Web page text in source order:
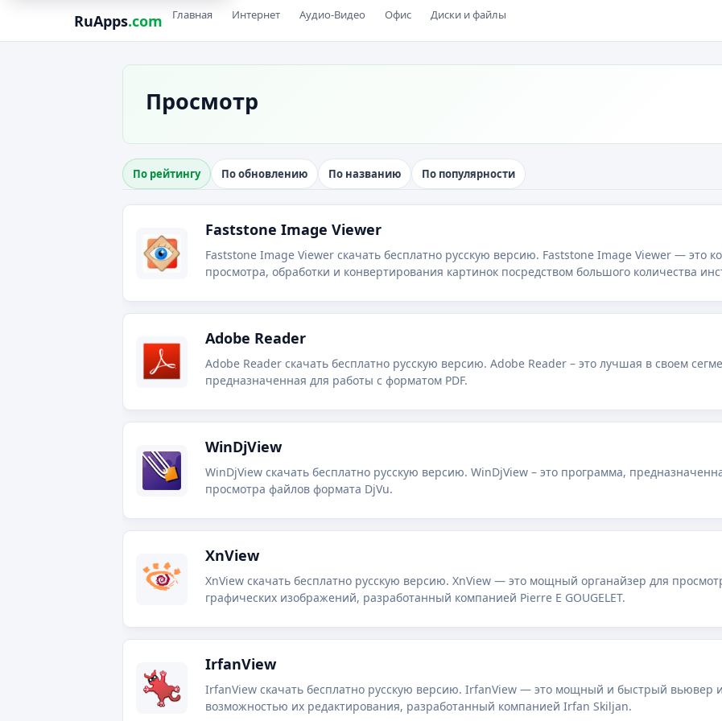
RuApps.com Главная Интернет Аудио-Видео Офис Диски и файлы
Просмотр
По рейтингу По обновлению По названию По популярности
Faststone Image Viewer
Faststone Image Viewer скачать бесплатно русскую версию. Faststone Image Viewer — это
просмотра, обработки и конвертирования картинок посредством большого количества
Adobe Reader
Adobe Reader скачать бесплатно русскую версию. Adobe Reader – это лучшая в своем
предназначенная для работы с форматом PDF.
WinDjView
WinDjView скачать бесплатно русскую версию. WinDjView – это программа,
просмотра файлов формата DjVu.
XnView
XnView скачать бесплатно русскую версию. XnView — это мощный органайзер для
графических изображений, разработанный компанией Pierre E GOUGELET.
IrfanView
IrfanView скачать бесплатно русскую версию. IrfanView — это мощный и быстрый вьювер
возможностью их редактирования, разработанный компанией Irfan Skiljan.